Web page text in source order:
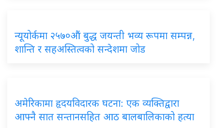
न्यूयोर्कमा २५७०औं बुद्ध जयन्ती भव्य रूपमा सम्पन्न,
शान्ति र सहअस्तित्वको सन्देशमा जोड
अमेरिकामा हृदयविदारक घटना: एक व्यक्तिद्वारा
आफ्नै सात सन्तानसहित आठ बालबालिकाको हत्या